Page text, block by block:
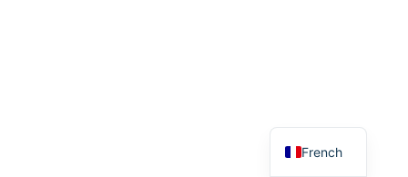
French